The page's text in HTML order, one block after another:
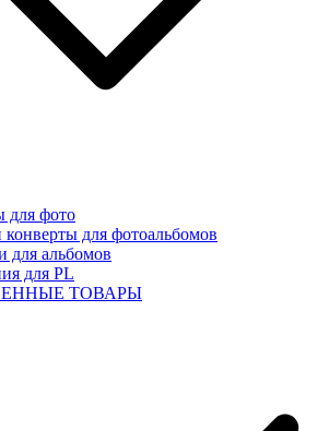
для фото
для фотоальбомов
для альбомов
для PL
ТОВАРЫ